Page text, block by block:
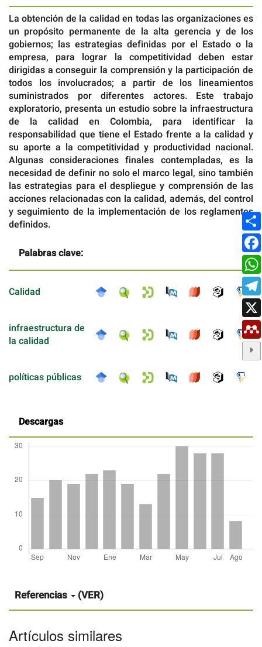
La obtención de la calidad en todas las organizaciones es
un propósito permanente de la alta gerencia y de los
gobiernos; las estrategias definidas por el Estado o la
empresa, para lograr la competitividad deben estar
dirigidas a conseguir la comprensión y la participación de
todos los involucrados; a partir de los lineamientos
suministrados por diferentes actores. Este trabajo
exploratorio, presenta un estudio sobre la infraestructura
de la calidad en Colombia, para identificar la
responsabilidad que tiene el Estado frente a la calidad y
su aporte a la competitividad y productividad nacional.
Algunas consideraciones finales contempladas, es la
necesidad de definir no solo el marco legal, sino también
las estrategias para el despliegue y comprensión de las
acciones relacionadas con la calidad, además, del control
y seguimiento de la implementación de los reglamentos
definidos.
Palabras clave:
Calidad
infraestructura de
la calidad
políticas públicas
Descargas
artículo
Referencias (VER)
Artículos similares